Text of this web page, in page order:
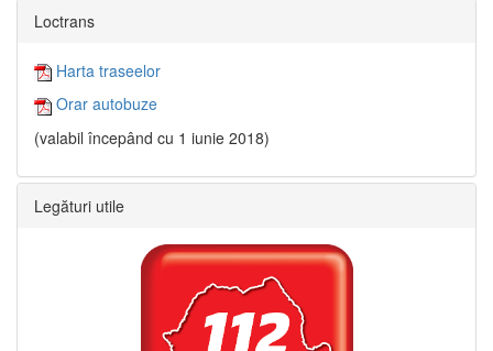
Loctrans
Harta traseelor
Orar autobuze
(valabil începând cu 1 iunie 2018)
Legături utile